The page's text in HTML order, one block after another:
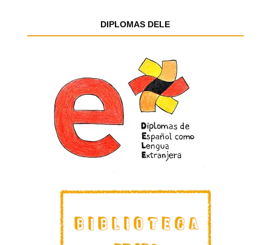
DIPLOMAS DELE